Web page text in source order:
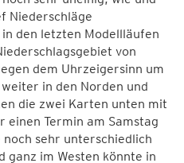
Niederschläge
den letzten Modellläufen
von
dem Uhrzeigersinn um
in den Norden und
die zwei Karten unten mit
Termin am Samstag
sehr unterschiedlich
ganz im Westen könnte in